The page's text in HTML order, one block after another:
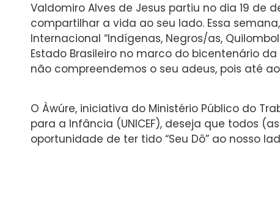
Valdomiro Alves de Jesus partiu no dia 19
compartilhar a vida ao seu lado. Essa
Internacional “Indígenas, Negros/as,
Estado Brasileiro no marco do bicentenário da
não compreendemos o seu adeus, pois até
O Àwúre, iniciativa do Ministério Público do
para a Infância (UNICEF), deseja que todos
oportunidade de ter tido “Seu Dô” ao nosso